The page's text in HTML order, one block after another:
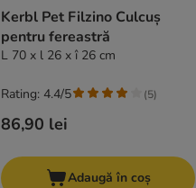
Kerbl Pet Filzino Culcuș
pentru fereastră
L 70 x l 26 x î 26 cm
86,90 lei
Rating: 4.4/5 (5)
Adaugă în coș